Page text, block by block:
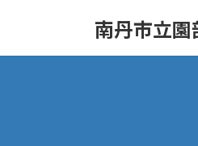
南丹市立園